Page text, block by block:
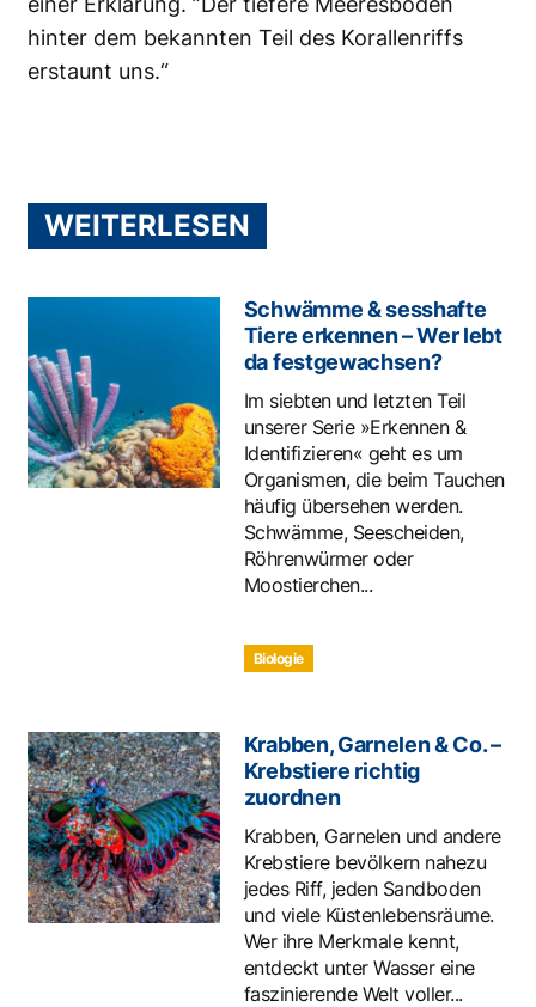
hinter dem bekannten Teil des Korallenriffs
erstaunt uns.“
WEITERLESEN
Schwämme & sesshafte
Tiere erkennen – Wer lebt
da festgewachsen?
Im siebten und letzten Teil
unserer Serie »Erkennen &
Identifizieren« geht es um
Organismen, die beim Tauchen
häufig übersehen werden.
Schwämme, Seescheiden,
Röhrenwürmer oder
Moostierchen...
Biologie
Krabben, Garnelen & Co. –
Krebstiere richtig
zuordnen
Krabben, Garnelen und andere
Krebstiere bevölkern nahezu
jedes Riff, jeden Sandboden
und viele Küstenlebensräume.
Wer ihre Merkmale kennt,
entdeckt unter Wasser eine
faszinierende Welt voller...